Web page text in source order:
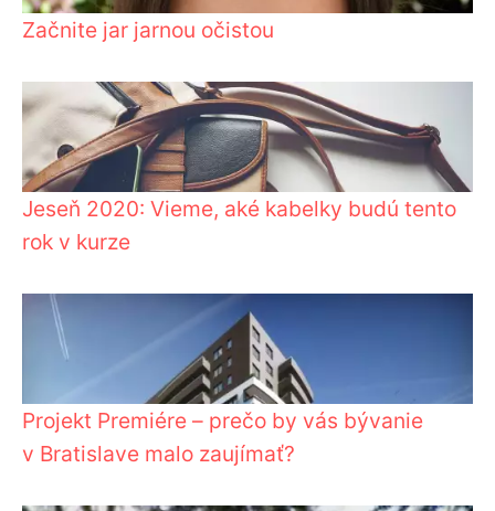
Začnite jar jarnou očistou
Jeseň 2020: Vieme, aké kabelky budú tento
rok v kurze
Projekt Premiére – prečo by vás bývanie
v Bratislave malo zaujímať?